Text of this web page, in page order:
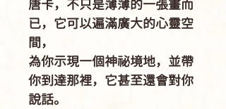
唐卡，不只是薄薄的一張畫而
已，它可以遍滿廣大的心靈空
間，
為你示現一個神祕境地，並帶
你到達那裡，它甚至還會對你
說話。